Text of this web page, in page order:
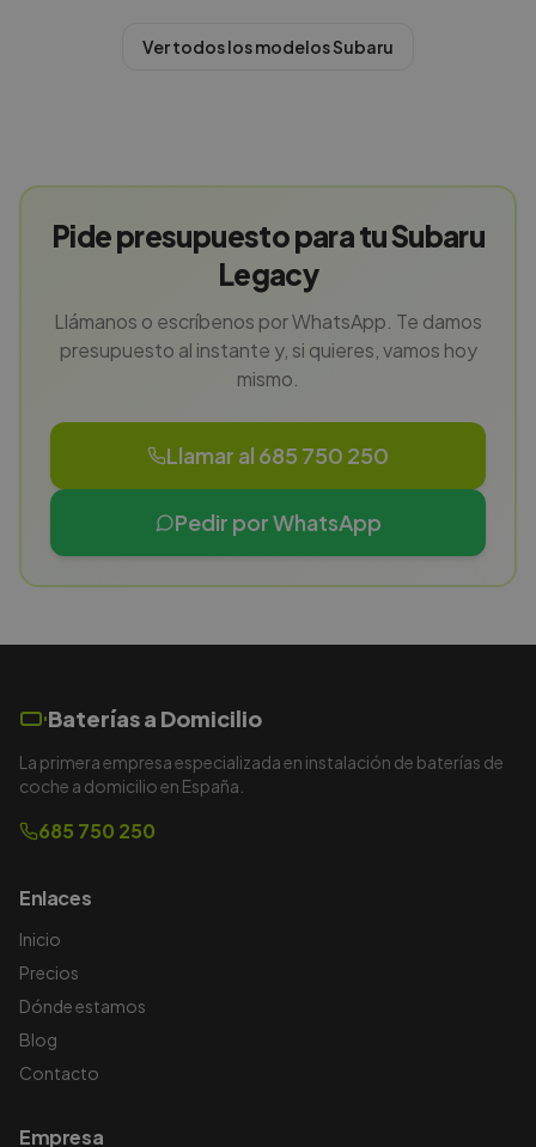
Ver todos los modelosSubaru
Pide presupuesto para tu Subaru
Legacy
Llámanos o escríbenos por WhatsApp. Te damos
presupuesto al instante y, si quieres, vamos hoy
mismo.
Llamar al 685 750 250
Pedir por WhatsApp
Baterías a Domicilio
La primera empresa especializada en instalación de baterías de
coche a domicilio en España.
685 750 250
Enlaces
Inicio
Precios
Dónde estamos
Blog
Contacto
Empresa